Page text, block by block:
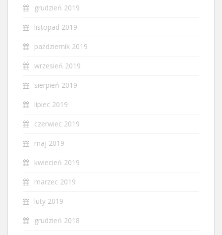
grudzień 2019
listopad 2019
październik 2019
wrzesień 2019
sierpień 2019
lipiec 2019
czerwiec 2019
maj 2019
kwiecień 2019
marzec 2019
luty 2019
grudzień 2018